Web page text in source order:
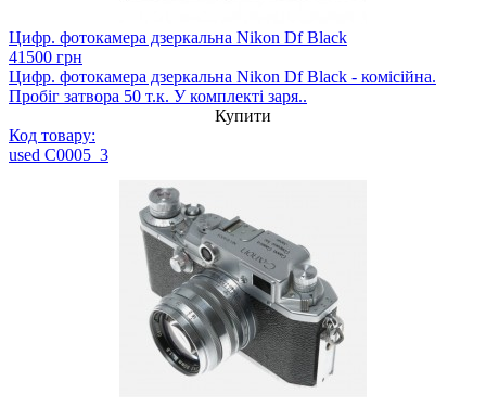
Цифр. фотокамера дзеркальна Nikon Df Black
41500 грн
Цифр. фотокамера дзеркальна Nikon Df Black - комісійна.
Пробіг затвора 50 т.к. У комплекті заря..
Купити
Код товару:
used C0005_3